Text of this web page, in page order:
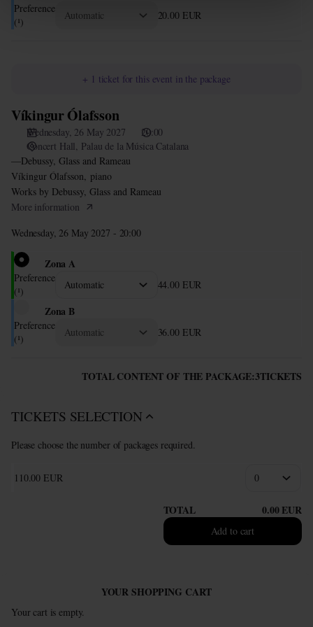
Preference
(¹)
20 .00 EUR
+ 1 ticket for this event in the package
Wednesday, 26 May 2027 - 20:00
Víkingur
Ólafsson
Víkingur Ólafsson
Wednesday, 26 May 2027
20:00
Concert Hall Palau de la Música Catalana
—Debussy, Glass and Rameau
Víkingur Ólafsson, piano
Works by Debussy, Glass and Rameau
More information
Zona A
Preference
(¹)
44 .00 EUR
Zona B
Preference
(¹)
36 .00 EUR
TOTAL CONTENT OF THE PACKAGE:3TICKETS
TICKETS SELECTION
Please choose the number of packages required.
110.00 EUR
TOTAL 0.00 EUR
Add to cart
YOUR SHOPPING CART
Your cart is empty.